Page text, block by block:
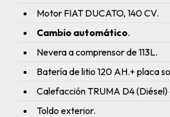
Motor FIAT DUCATO, 140 CV.
Cambio automático.
Nevera a comprensor de 113L.
Batería de litio 120 AH.+ placa
Calefacción TRUMA D4
Toldo exterior.